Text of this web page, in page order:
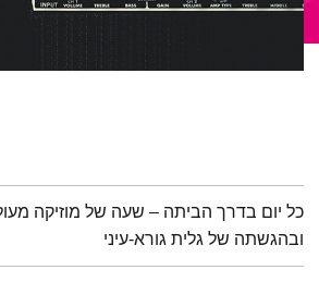
תמצית הפודקאסט
כל יום בדרך הביתה – שעה של מוזיקה
ובהגשתה של גלית גורא-עיני